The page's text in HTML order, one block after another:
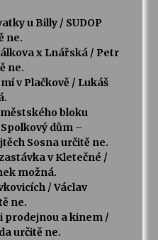
u Billy / SUDOP
ne.
x Lnářská / Petr
ne.
v Plačkově / Lukáš
bloku
dům –
Sosna určitě ne.
v Kletečné /
možná.
/ Václav
ne.
prodejnou a kinem /
určitě ne.